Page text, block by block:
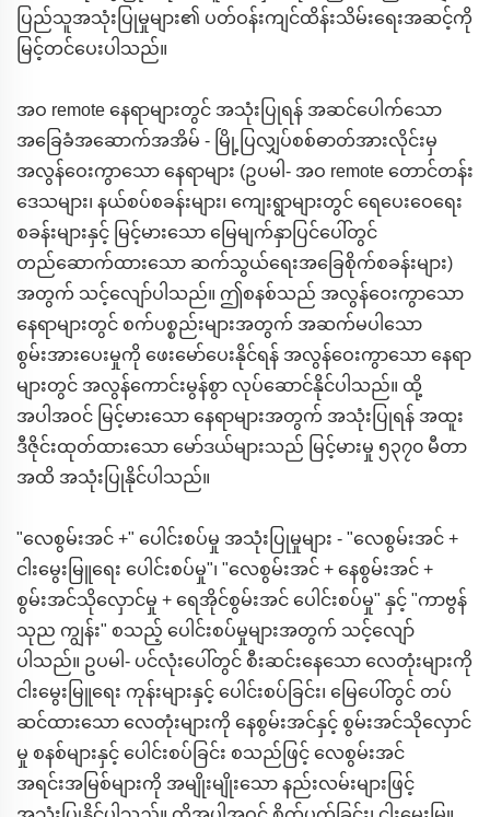
ပြည်သူအသုံးပြုမှုများ၏ ပတ်ဝန်းကျင်ထိန်းသိမ်းရေးအဆင့်ကို
မြင့်တင်ပေးပါသည်။
အဝ remote နေရာများတွင် အသုံးပြုရန် အဆင်ပေါက်သော
အခြေခံအဆောက်အအိမ် - မြို့ပြလျှပ်စစ်ဓာတ်အားလိုင်းမှ
အလွန်ဝေးကွာသော နေရာများ (ဥပမါ- အဝ remote တောင်တန်း
ဒေသများ၊ နယ်စပ်စခန်းများ၊ ကျေးရွာများတွင် ရေပေးဝေရေး
စခန်းများနှင့် မြင့်မားသော မြေမျက်နှာပြင်ပေါ်တွင်
တည်ဆောက်ထားသော ဆက်သွယ်ရေးအခြေစိုက်စခန်းများ)
အတွက် သင့်လျော်ပါသည်။ ဤစနစ်သည် အလွန်ဝေးကွာသော
နေရာများတွင် စက်ပစ္စည်းများအတွက် အဆက်မပါသော
စွမ်းအားပေးမှုကို ဖေးမော်ပေးနိုင်ရန် အလွန်ဝေးကွာသော နေရာ
များတွင် အလွန်ကောင်းမွန်စွာ လုပ်ဆောင်နိုင်ပါသည်။ ထို့
အပါအဝင် မြင့်မားသော နေရာများအတွက် အသုံးပြုရန် အထူး
ဒီဇိုင်းထုတ်ထားသော မော်ဒယ်များသည် မြင့်မားမှု ၅၃၇၀ မီတာ
အထိ အသုံးပြုနိုင်ပါသည်။
"လေစွမ်းအင် +" ပေါင်းစပ်မှု အသုံးပြုမှုများ - "လေစွမ်းအင် +
ငါးမွေးမြူရေး ပေါင်းစပ်မှု"၊ "လေစွမ်းအင် + နေစွမ်းအင် +
စွမ်းအင်သိုလှောင်မှု + ရေအိုင်စွမ်းအင် ပေါင်းစပ်မှု" နှင့် "ကာဗွန်
သုည ကျွန်း" စသည့် ပေါင်းစပ်မှုများအတွက် သင့်လျော်
ပါသည်။ ဥပမါ- ပင်လုံးပေါ်တွင် စီးဆင်းနေသော လေတုံးများကို
ငါးမွေးမြူရေး ကုန်းများနှင့် ပေါင်းစပ်ခြင်း၊ မြေပေါ်တွင် တပ်
ဆင်ထားသော လေတုံးများကို နေစွမ်းအင်နှင့် စွမ်းအင်သိုလှောင်
မှု စနစ်များနှင့် ပေါင်းစပ်ခြင်း စသည်ဖြင့် လေစွမ်းအင်
အရင်းအမြစ်များကို အမျိုးမျိုးသော နည်းလမ်းများဖြင့်